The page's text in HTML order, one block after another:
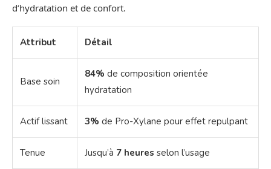
d’hydratation et de confort.
Attribut Détail
Base soin
84% de composition orientée
hydratation
Actif lissant 3% de Pro-Xylane pour effet repulpant
Tenue Jusqu’à 7 heures selon l’usage